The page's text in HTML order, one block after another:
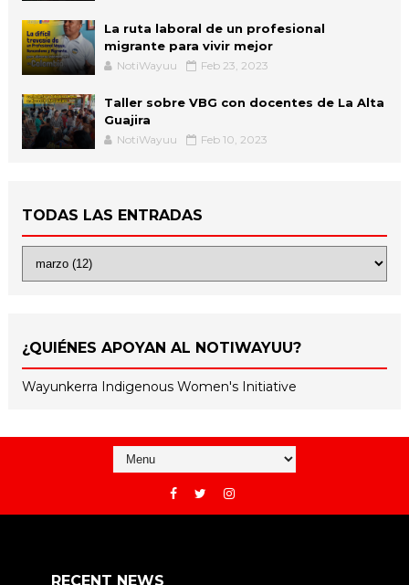
La ruta laboral de un profesional
migrante para vivir mejor
NotiWayuu Feb 23, 2023
Taller sobre VBG con docentes de La Alta
Guajira
NotiWayuu Feb 10, 2023
TODAS LAS ENTRADAS
¿QUIÉNES APOYAN AL NOTIWAYUU?
Wayunkerra Indigenous Women's Initiative
RECENT NEWS